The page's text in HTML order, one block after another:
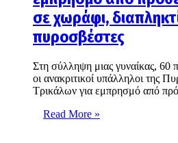
σε χωράφι,
πυροσβέστες
Στη σύλληψη μιας γυναίκας, 60
οι ανακριτικοί υπάλληλοι της
Τρικάλων για εμπρησμό από
Read More »